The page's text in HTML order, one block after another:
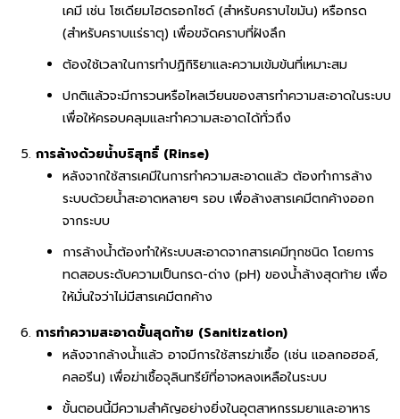
เคมี เช่น โซเดียมไฮดรอกไซด์ (สำหรับคราบไขมัน) หรือกรด
(สำหรับคราบแร่ธาตุ) เพื่อขจัดคราบที่ฝังลึก
ต้องใช้เวลาในการทำปฏิกิริยาและความเข้มข้นที่เหมาะสม
ปกติแล้วจะมีการวนหรือไหลเวียนของสารทำความสะอาดในระบบ
เพื่อให้ครอบคลุมและทำความสะอาดได้ทั่วถึง
การล้างด้วยน้ำบริสุทธิ์ (Rinse)
หลังจากใช้สารเคมีในการทำความสะอาดแล้ว ต้องทำการล้าง
ระบบด้วยน้ำสะอาดหลายๆ รอบ เพื่อล้างสารเคมีตกค้างออก
จากระบบ
การล้างน้ำต้องทำให้ระบบสะอาดจากสารเคมีทุกชนิด โดยการ
ทดสอบระดับความเป็นกรด-ด่าง (pH) ของน้ำล้างสุดท้าย เพื่อ
ให้มั่นใจว่าไม่มีสารเคมีตกค้าง
การทำความสะอาดขั้นสุดท้าย (Sanitization)
หลังจากล้างน้ำแล้ว อาจมีการใช้สารฆ่าเชื้อ (เช่น แอลกอฮอล์,
คลอรีน) เพื่อฆ่าเชื้อจุลินทรีย์ที่อาจหลงเหลือในระบบ
ขั้นตอนนี้มีความสำคัญอย่างยิ่งในอุตสาหกรรมยาและอาหาร